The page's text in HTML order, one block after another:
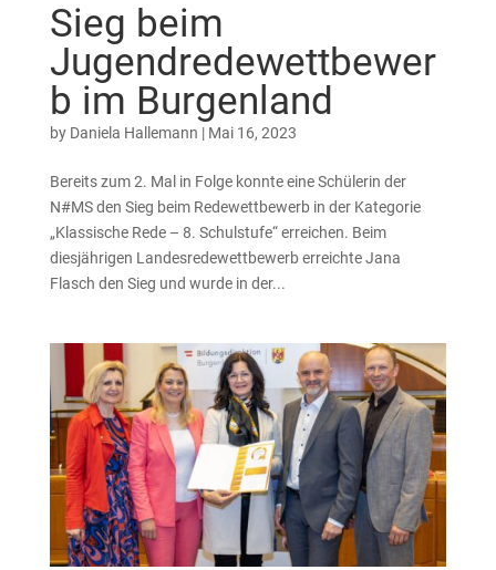
Sieg beim
Jugendredewettbewer
b im Burgenland
by Daniela Hallemann | Mai 16, 2023
Bereits zum 2. Mal in Folge konnte eine Schülerin der
N#MS den Sieg beim Redewettbewerb in der Kategorie
„Klassische Rede – 8. Schulstufe“ erreichen. Beim
diesjährigen Landesredewettbewerb erreichte Jana
Flasch den Sieg und wurde in der...